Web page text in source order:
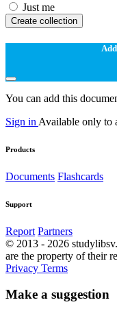
Just me
Create collection
You can add this
Sign in Available only to
Products
Documents Flashcards
Support
Report Partners
© 2013 - 2026
are the property of their
Privacy Terms
Make a suggestion